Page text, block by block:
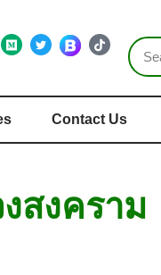
Contact Us
สงคราม